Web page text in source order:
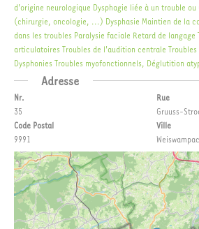
d'origine neurologique Dysphagie liée à un trouble
(chirurgie, oncologie, ...) Dysphasie Maintien de la
dans les troubles Paralysie faciale Retard de langage
articulatoires Troubles de l'audition centrale
Dysphonies Troubles myofonctionnels, Déglutition
Adresse
Nr.
35
Code Postal
9991
Rue
Gruuss-
Ville